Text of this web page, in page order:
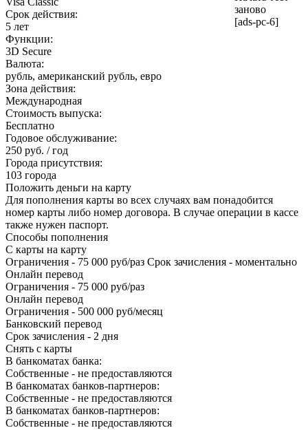
заново
[ads-pc-6]
Срок действия:
5 лет
Функции:
3D Secure
Валюта:
рубль, американский рубль, евро
Зона действия:
Международная
Стоимость выпуска:
Бесплатно
Годовое обслуживание:
250 руб. / год
Города присутствия:
103 города
Положить деньги на карту
Для пополнения карты во всех случаях вам понадобится
номер карты либо номер договора. В случае операции в кассе
также нужен паспорт.
Способы пополнения
С карты на карту
Ограничения - 75 000 руб/раз Срок зачисления - моментально
Онлайн перевод
Ограничения - 75 000 руб/раз
Онлайн перевод
Ограничения - 500 000 руб/месяц
Банковский перевод
Срок зачисления - 2 дня
Снять с карты
В банкоматах банка:
Собственные - не предоставляются
В банкоматах банков-партнеров:
Собственные - не предоставляются
В банкоматах банков-партнеров:
Собственные - не предоставляются